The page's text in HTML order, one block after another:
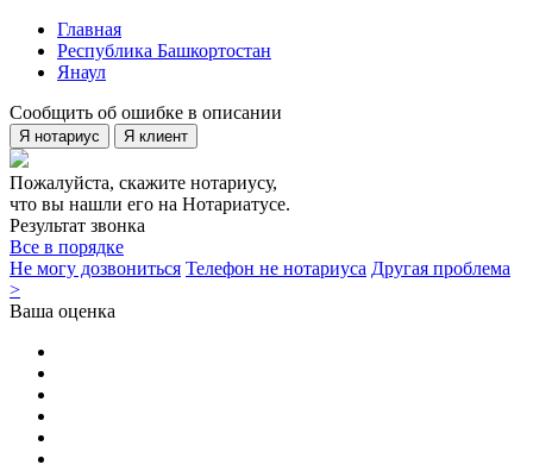
Главная
Республика Башкортостан
Янаул
Сообщить об ошибке в описании
Я нотариус Я клиент
Пожалуйста, скажите нотариусу,
что вы нашли его на Нотариатусе.
Результат звонка
Все в порядке
Не могу дозвониться Телефон не нотариуса Другая проблема
>
Ваша оценка